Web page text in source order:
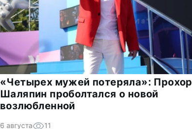
«Четырех мужей потеряла»: Прохор
Шаляпин проболтался о новой
возлюбленной
6 августа 11